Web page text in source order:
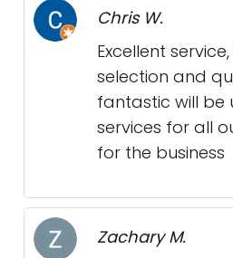
Chris W.
Excellent
selection and
fantastic will be
services for all
for the business
Zachary M.